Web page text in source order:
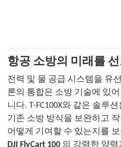
항공 소방의 미래를
전력 및 물 공급 시스템을 유
론의 통합은 소방 기술에 있
니다. T-FC100X와 같은 솔루
기존 소방 방식을 보완하고
어떻게 기여할 수 있는지를
DJI FlyCart 100 의 강력한 양력